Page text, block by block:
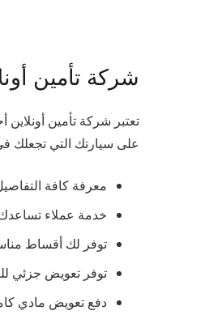
شركة تأمين
تعتبر شركة تأمين
على سيارتك التي تجعلك
معرفة كافة
خدمة عملاء
توفر لك أقساط
توفر تعويض جزئي
دفع تعويض مادي